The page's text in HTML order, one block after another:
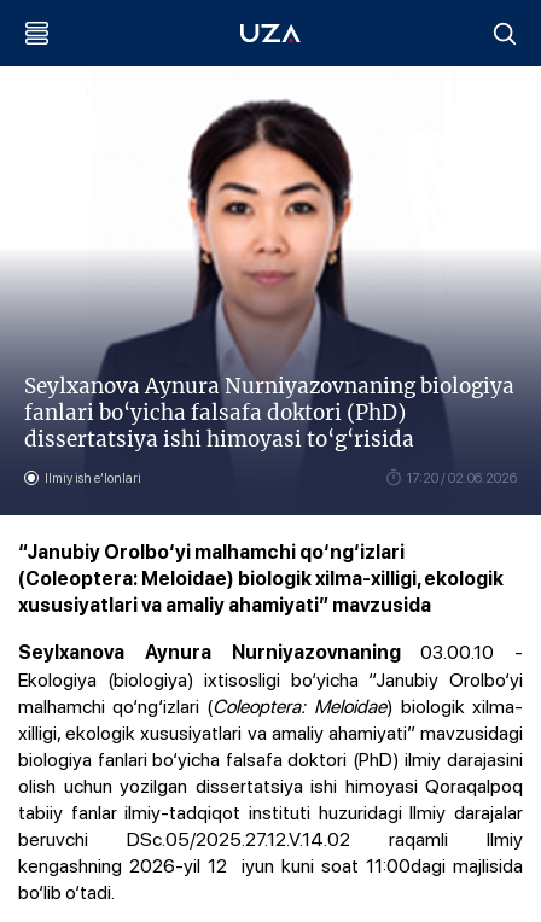
Seylxanova Aynura Nurniyazovnaning biologiya
fanlari bo‘yicha falsafa doktori (PhD)
dissertatsiya ishi himoyasi to‘g‘risida
Ilmiy ish eʼlonlari 17:20 / 02.06.2026
“Janubiy Orolbo‘yi malhamchi qo‘ng‘izlari
(Coleoptera: Meloidae) biologik xilma-xilligi, ekologik
xususiyatlari va amaliy ahamiyati” mavzusida
Seylxanova Aynura Nurniyazovnaning03.00.10 -
Ekologiya (biologiya) ixtisosligi bo‘yicha “Janubiy Orolbo‘yi
malhamchi qo‘ng‘izlari (Coleoptera: Meloidae) biologik xilma-
xilligi, ekologik xususiyatlari va amaliy ahamiyati” mavzusidagi
biologiya fanlari bo‘yicha falsafa doktori (PhD) ilmiy darajasini
olish uchun yozilgan dissertatsiya ishi himoyasi Qoraqalpoq
tabiiy fanlar ilmiy-tadqiqot instituti huzuridagi Ilmiy darajalar
beruvchi DSc.05/2025.27.12.V.14.02 raqamli Ilmiy
kengashning 2026-yil 12 iyun kuni soat 11:00dagi majlisida
bo‘lib o‘tadi.